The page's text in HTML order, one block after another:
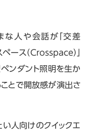
な人や会話が「交差
ース（Crosspace）」
ンダント照明を生か
とで開放感が演出さ
人向けのクイックエ